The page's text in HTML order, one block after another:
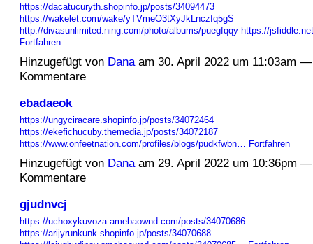
https://dacatucuryth.shopinfo.jp/posts/34094473
https://wakelet.com/wake/yTVmeO3tXyJkLnczfq5gS
http://divasunlimited.ning.com/photo/albums/puegfqqy https://
Fortfahren
Hinzugefügt von Danaam 30. April 2022 um 11:03am —
Kommentare
ebadaeok
https://ungyciracare.shopinfo.jp/posts/34072464
https://ekefichucuby.themedia.jp/posts/34072187
https://www.onfeetnation.com/profiles/blogs/pudkfwbn…
Fortfahren
Hinzugefügt von Danaam 29. April 2022 um 10:36pm
Kommentare
gjudnvcj
https://uchoxykuvoza.amebaownd.com/posts/34070686
https://arijyrunkunk.shopinfo.jp/posts/34070688